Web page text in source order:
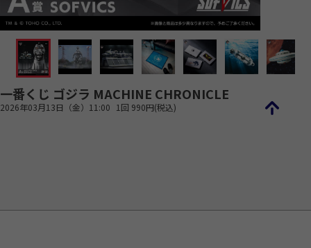
一番くじ ゴジラ MACHINE CHRONICLE
2026年03月13日（金）11:00 1回 990円(税込)